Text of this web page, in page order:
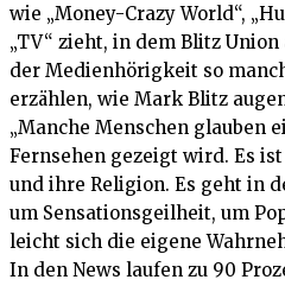
wie „Money-Crazy World“,
„TV“ zieht, in dem Blitz
der Medienhörigkeit so
erzählen, wie Mark Blitz
„Manche Menschen glauben
Fernsehen gezeigt wird. Es
und ihre Religion. Es geht in
um Sensationsgeilheit, um
leicht sich die eigene
In den News laufen zu 90